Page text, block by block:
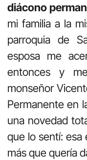
diácono
mi familia a la
parroquia de
esposa me
entonces y
monseñor
Permanente en
una novedad
que lo sentí: esa
más que quería